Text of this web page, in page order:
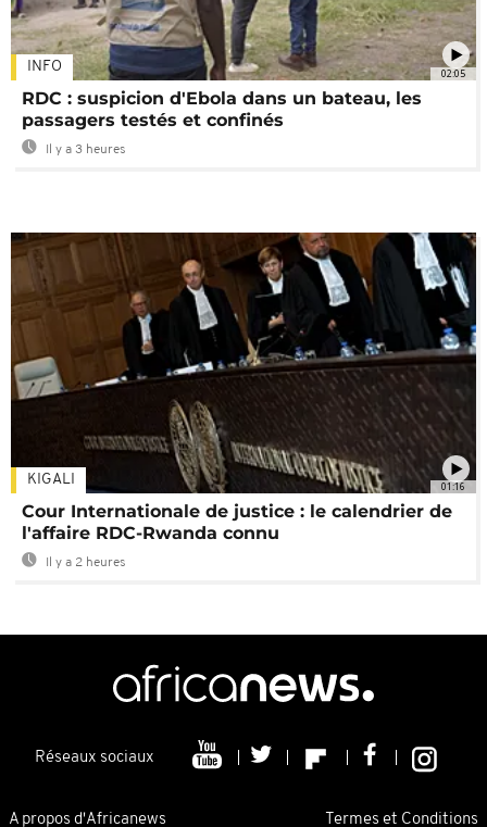
02:05
INFO
RDC : suspicion d'Ebola dans un bateau, les
passagers testés et confinés
Il y a 3 heures
01:16
KIGALI
Cour Internationale de justice : le calendrier de
l'affaire RDC-Rwanda connu
Il y a 2 heures
Réseaux sociaux
A propos d'Africanews Termes et Conditions